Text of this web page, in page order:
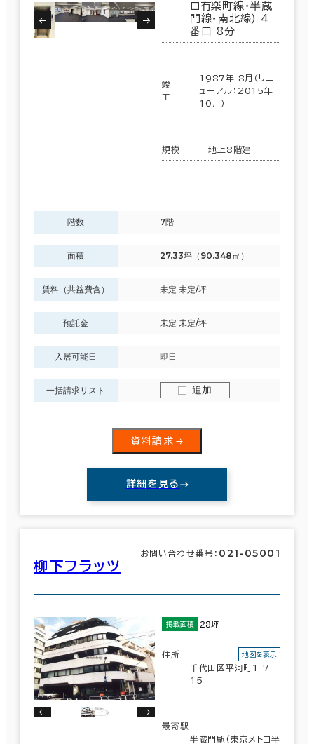
ロ有楽町線･半蔵
門線･南北線) 4
番口 8分
竣
工
1987年 8月（リニ
ューアル：2015年
10月）
規模 地上8階建
階数 7階
面積 27.33坪（90.348㎡）
賃料（共益費含） 未定 未定/坪
預託金 未定 未定/坪
入居可能日 即日
一括請求リスト 追加
資料請求
詳細を見る
柳下フラッツ
お問い合わせ番号： 021-05001
掲載面積 28坪
住所
千代田区平河町1-7-
15
地図を表示
最寄駅
半蔵門駅(東京メトロ半